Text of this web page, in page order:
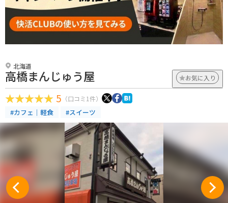
北海道
高橋まんじゅう屋 お気に入り
5 （口コミ1件）
#カフェ｜軽食 #スイーツ